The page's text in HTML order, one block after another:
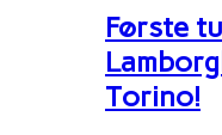
Første
Torino!